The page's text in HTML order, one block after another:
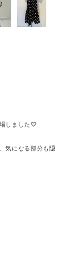
しました♡
気になる部分も隠